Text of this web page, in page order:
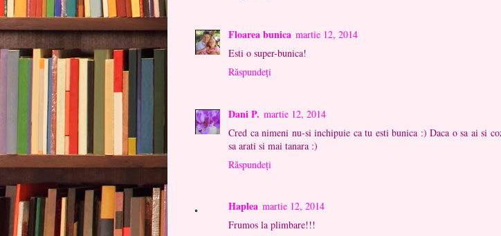
Floarea bunica martie 12, 2014
Esti o super-bunica!
Răspundeți
Dani P. martie 12, 2014
Cred ca nimeni nu-si inchipuie ca tu esti bunica :) Daca o sa ai si
sa arati si mai tanara :)
Răspundeți
Haplea martie 12, 2014
Frumos la plimbare!!!